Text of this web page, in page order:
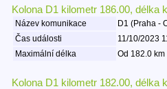
Kolona D1 kilometr 186.00, délka
Název komunikace
D1 (Praha -
Čas události
11/10/2023
Maximální délka
Od 182.0
Kolona D1 kilometr 182.00, délka